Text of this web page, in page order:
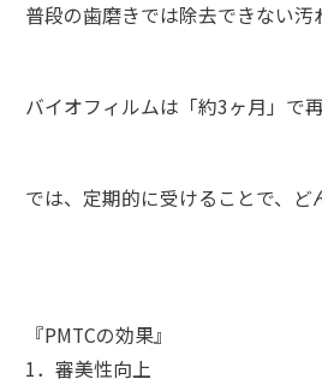
普段の歯磨きでは除去できない
バイオフィルムは「約3ヶ月」で
では、定期的に受けることで、
『PMTCの効果』
1．審美性向上